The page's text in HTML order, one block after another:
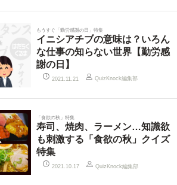
もうすぐ「勤労感謝の日」特集
イニシアチブの意味は？いろん
な仕事の知らない世界【勤労感
謝の日】
2021.11.21 QuizKnock編集部
「食欲の秋」特集
寿司、焼肉、ラーメン…知識欲
も刺激する「食欲の秋」クイズ
特集
2021.10.17 QuizKnock編集部